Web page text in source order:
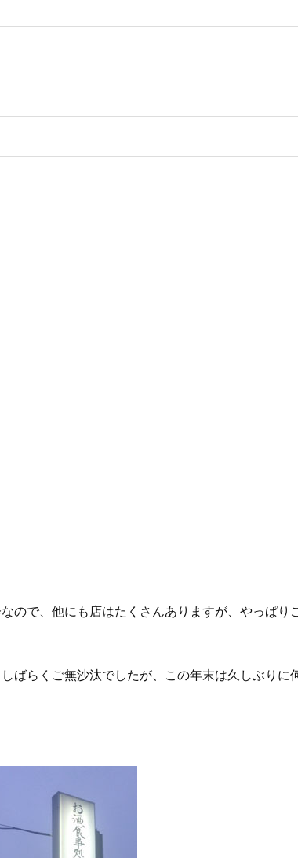
ので、他にも店はたくさんありますが、やっぱり
ばらくご無沙汰でしたが、この年末は久しぶりに